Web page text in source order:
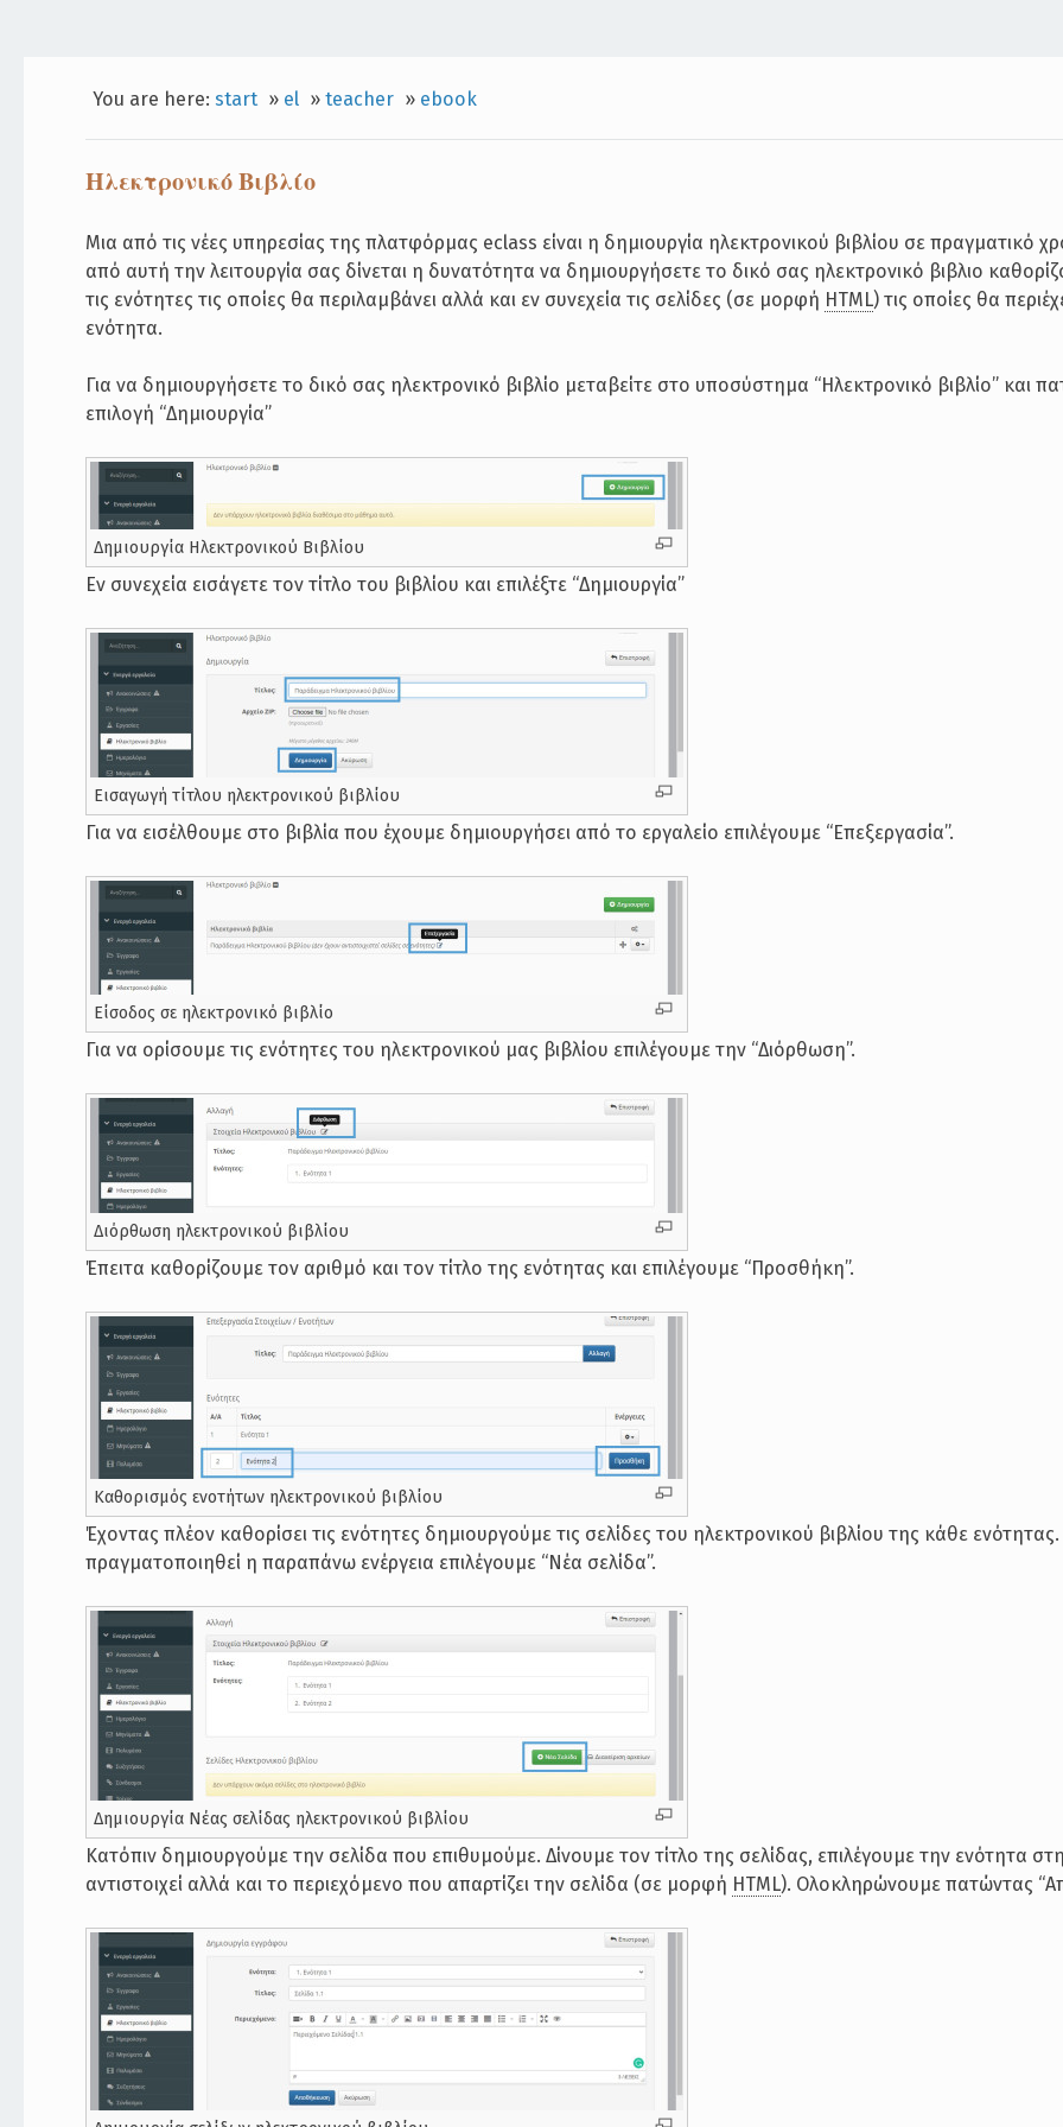
You are here: start » el » teacher » ebook
Ηλεκτρονικό Βιβλίο
Μια από τις νέες υπηρεσίας της πλατφόρμας eclass είναι η δημιουργία ηλεκτρονικού βιβλίου σε πραγματικό
από αυτή την λειτουργία σας δίνεται η δυνατότητα να δημιουργήσετε το δικό σας ηλεκτρονικό βιβλιο
τις ενότητες τις οποίες θα περιλαμβάνει αλλά και εν συνεχεία τις σελίδες (σε μορφή HTML) τις οποίες θα
ενότητα.
Για να δημιουργήσετε το δικό σας ηλεκτρονικό βιβλίο μεταβείτε στο υποσύστημα “Ηλεκτρονικό βιβλίο” και
επιλογή “Δημιουργία”
Δημιουργία Ηλεκτρονικού Βιβλίου
Εν συνεχεία εισάγετε τον τίτλο του βιβλίου και επιλέξτε “Δημιουργία”
Εισαγωγή τίτλου ηλεκτρονικού βιβλίου
Για να εισέλθουμε στο βιβλία που έχουμε δημιουργήσει από το εργαλείο επιλέγουμε “Επεξεργασία”.
Είσοδος σε ηλεκτρονικό βιβλίο
Για να ορίσουμε τις ενότητες του ηλεκτρονικού μας βιβλίου επιλέγουμε την “Διόρθωση”.
Διόρθωση ηλεκτρονικού βιβλίου
Έπειτα καθορίζουμε τον αριθμό και τον τίτλο της ενότητας και επιλέγουμε “Προσθήκη”.
Καθορισμός ενοτήτων ηλεκτρονικού βιβλίου
Έχοντας πλέον καθορίσει τις ενότητες δημιουργούμε τις σελίδες του ηλεκτρονικού βιβλίου της κάθε ενότητας.
πραγματοποιηθεί η παραπάνω ενέργεια επιλέγουμε “Νέα σελίδα”.
Δημιουργία Νέας σελίδας ηλεκτρονικού βιβλίου
Κατόπιν δημιουργούμε την σελίδα που επιθυμούμε. Δίνουμε τον τίτλο της σελίδας, επιλέγουμε την ενότητα
αντιστοιχεί αλλά και το περιεχόμενο που απαρτίζει την σελίδα (σε μορφή HTML). Ολοκληρώνουμε πατώντας